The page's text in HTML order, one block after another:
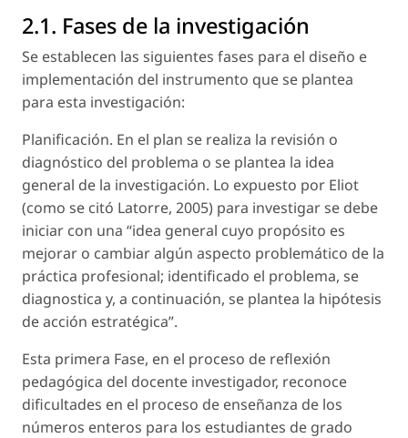
2.1. Fases de la investigación
Se establecen las siguientes fases para el diseño e
implementación del instrumento que se plantea
para esta investigación:
Planificación. En el plan se realiza la revisión o
diagnóstico del problema o se plantea la idea
general de la investigación. Lo expuesto por Eliot
(como se citó Latorre, 2005) para investigar se debe
iniciar con una “idea general cuyo propósito es
mejorar o cambiar algún aspecto problemático de la
práctica profesional; identificado el problema, se
diagnostica y, a continuación, se plantea la hipótesis
de acción estratégica”.
Esta primera Fase, en el proceso de reflexión
pedagógica del docente investigador, reconoce
dificultades en el proceso de enseñanza de los
números enteros para los estudiantes de grado